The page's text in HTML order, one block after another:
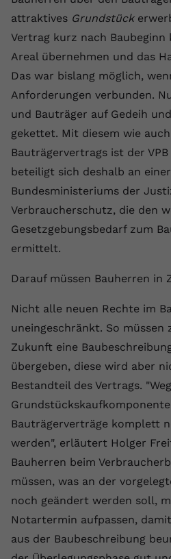
attraktives Grundstück
Vertrag kurz nach Baubeginn
Areal übernehmen und das
Das war bislang möglich,
Anforderungen verbunden.
und Bauträger auf Gedeih
gekettet. Mit diesem wie
Bauträgervertrags ist der
beteiligt sich deshalb an
Bundesministeriums der
Verbraucherschutz, die den
Gesetzgebungsbedarf zum
ermittelt.
Darauf müssen Bauherren in
Nicht alle neuen Rechte im
uneingeschränkt. So müssen
Zukunft eine
übergeben, diese wird aber
Bestandteil des Vertrags.
Bauträgerverträge komplett
werden", erläutert Holger
Bauherren beim
müssen, was an der
noch geändert werden soll,
Notartermin aufpassen,
aus der Baubeschreibung